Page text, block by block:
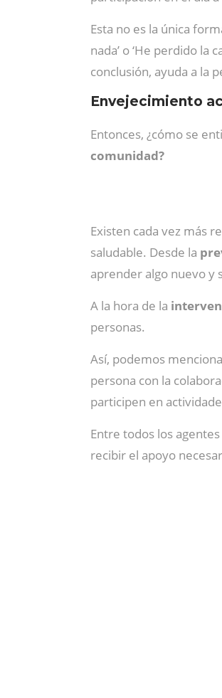
Esta no es la única
nada’ o ‘He perdido la
conclusión, ayuda a la
Envejecimiento
Entonces, ¿cómo se
comunidad?
Existen cada vez más
saludable. Desde la
aprender algo nuevo y
A la hora de la
personas.
Así, podemos
persona con la
participen en
Entre todos los
recibir el apoyo